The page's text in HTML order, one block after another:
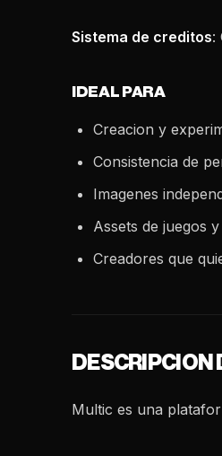
Sistema de creditos:
IDEAL PARA
Creacion y
Consistencia de
Imagenes
Assets de juegos
Creadores que
DESCRIPCION
Multic es una